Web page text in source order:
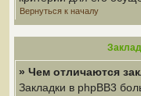
Вернуться к началу
» Чем отличаются
Закладки в phpBB3